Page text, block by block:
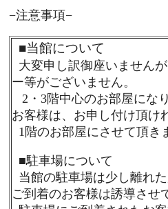
−注意事項−
■当館について
大変申し訳御座いません
ー等がございません。
2・3階中心のお部屋にな
お客様は、お申し付け頂け
1階のお部屋にさせて頂き
■駐車場について
当館の駐車場は少し離れ
ご到着のお客様は誘導させ